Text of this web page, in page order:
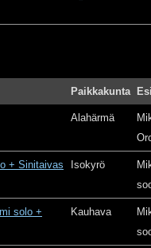
Paikkakunta
Alahärmä
+ Sinitaivas Isokyrö
solo +
Kauhava